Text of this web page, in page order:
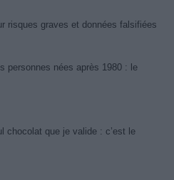
risques graves et données falsifiées
personnes nées après 1980 : le
chocolat que je valide : c’est le